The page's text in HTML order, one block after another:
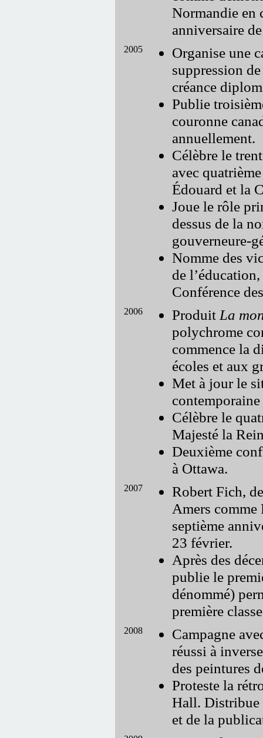
Normandie en
anniversaire
2005
Organise une
suppression
créance
Publie
couronne
annuellement.
Célèbre le
avec
Édouard et la
Joue le rôle
dessus de la
gouverneure-
Nomme des
de
Conférence
2006 Produit La
polychrome
commence la
écoles et aux
Met à jour le
Célèbre le
Majesté la
Deuxième
à Ottawa.
2007
Robert Fich,
Amers comme
septième
23 février.
Après des
publie le
dénommé)
première
2008
Campagne
réussi à
des peintures
Proteste la
Hall. Distribue
et de la